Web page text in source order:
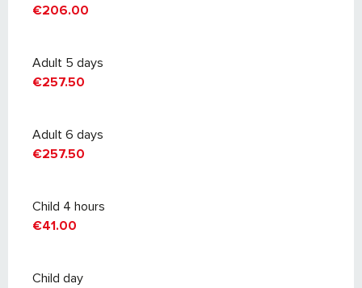
€206.00
Adult 5 days
€257.50
Adult 6 days
€257.50
Child 4 hours
€41.00
Child day